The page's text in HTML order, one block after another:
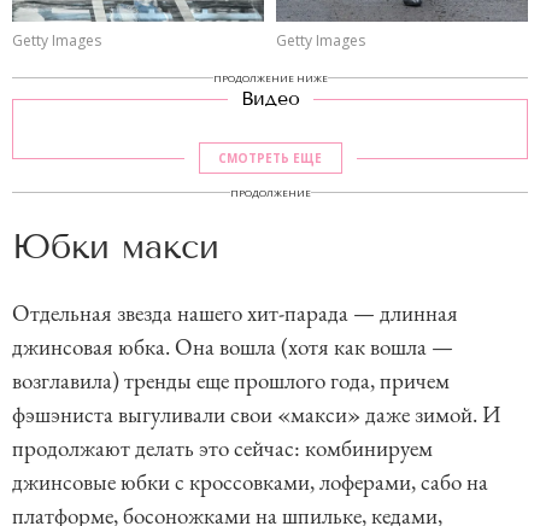
Getty Images Getty Images
ПРОДОЛЖЕНИЕ НИЖЕ
Видео
СМОТРЕТЬ ЕЩЕ
ПРОДОЛЖЕНИЕ
Юбки макси
Отдельная звезда нашего хит-парада — длинная
джинсовая юбка. Она вошла (хотя как вошла —
возглавила) тренды еще прошлого года, причем
фэшэниста выгуливали свои «макси» даже зимой. И
продолжают делать это сейчас: комбинируем
джинсовые юбки с кроссовками, лоферами, сабо на
платформе, босоножками на шпильке, кедами,